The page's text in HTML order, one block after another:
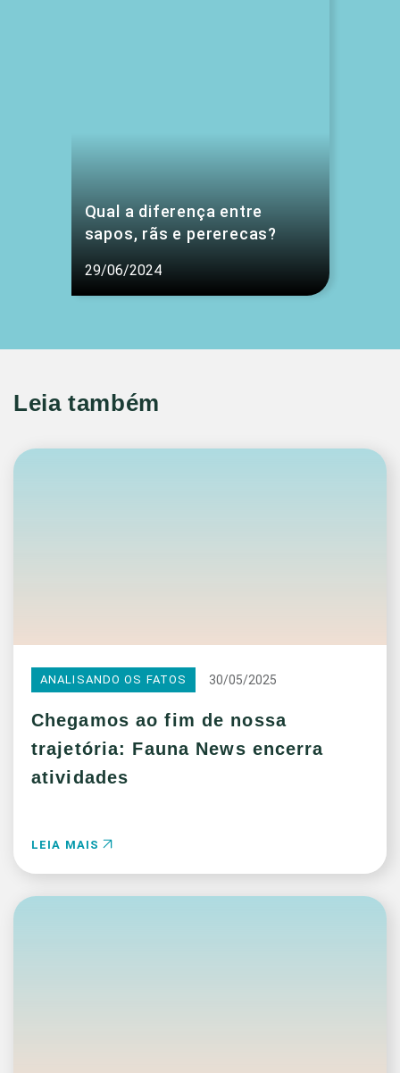
Qual a diferença entre
sapos, rãs e pererecas?
29/06/2024
Leia também
ANALISANDO OS FATOS 30/05/2025
Chegamos ao fim de nossa
trajetória: Fauna News encerra
atividades
LEIA MAIS